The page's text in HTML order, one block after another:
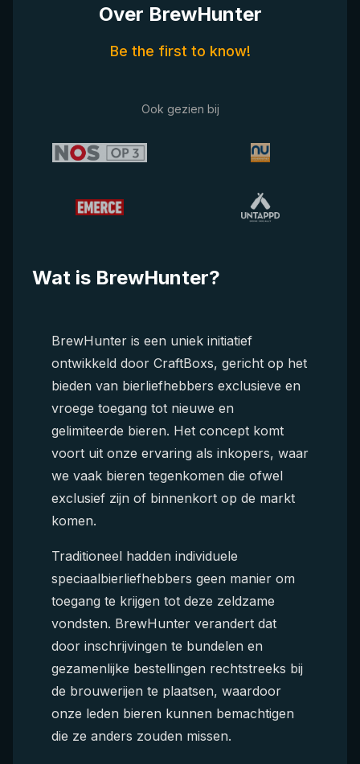
Over BrewHunter
Be the first to know!
Ook gezien bij
Wat is BrewHunter?
BrewHunter is een uniek initiatief
ontwikkeld door CraftBoxs, gericht op het
bieden van bierliefhebbers exclusieve en
vroege toegang tot nieuwe en
gelimiteerde bieren. Het concept komt
voort uit onze ervaring als inkopers, waar
we vaak bieren tegenkomen die ofwel
exclusief zijn of binnenkort op de markt
komen.
Traditioneel hadden individuele
speciaalbierliefhebbers geen manier om
toegang te krijgen tot deze zeldzame
vondsten. BrewHunter verandert dat
door inschrijvingen te bundelen en
gezamenlijke bestellingen rechtstreeks bij
de brouwerijen te plaatsen, waardoor
onze leden bieren kunnen bemachtigen
die ze anders zouden missen.